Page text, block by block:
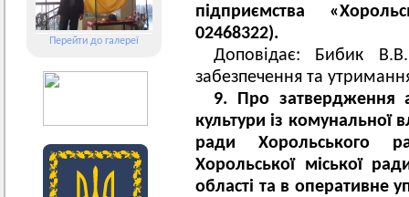
Перейти до галереї
підприємства
02468322).
Доповідає: Бибик
забезпечення та
9. Про затвердження
культури із комунальної
ради Хорольського
Хорольської міської
області та в оперативне